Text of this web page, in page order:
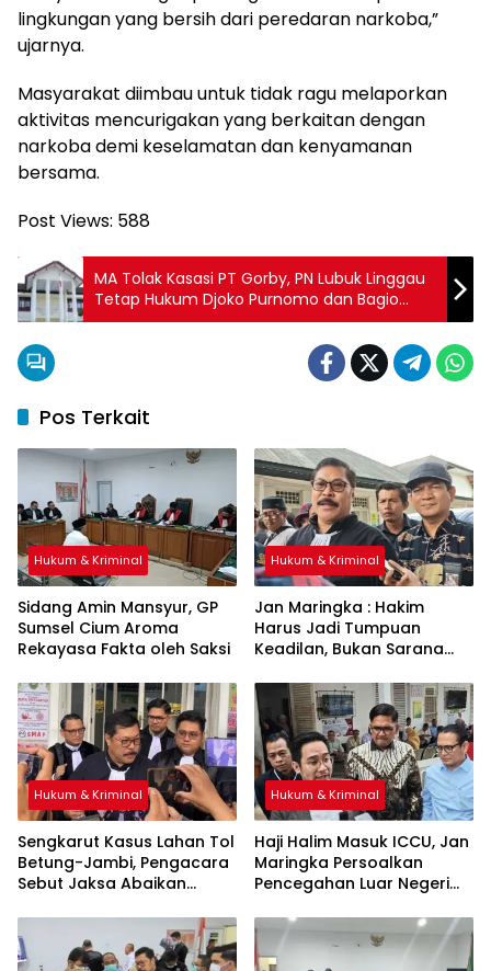
lingkungan yang bersih dari peredaran narkoba,”
ujarnya.
Masyarakat diimbau untuk tidak ragu melaporkan
aktivitas mencurigakan yang berkaitan dengan
narkoba demi keselamatan dan kenyamanan
bersama.
Post Views: 588
MA Tolak Kasasi PT Gorby, PN Lubuk Linggau
Tetap Hukum Djoko Purnomo dan Bagio
Wilujeng 2 Tahun Penjara
Pos Terkait
Hukum & Kriminal
Sidang Amin Mansyur, GP
Sumsel Cium Aroma
Rekayasa Fakta oleh Saksi
Hukum & Kriminal
Jan Maringka : Hakim
Harus Jadi Tumpuan
Keadilan, Bukan Sarana
Hukum & Kriminal
Sengkarut Kasus Lahan Tol
Betung-Jambi, Pengacara
Sebut Jaksa Abaikan
PSN
Hukum & Kriminal
Haji Halim Masuk ICCU, Jan
Maringka Persoalkan
Pencegahan Luar Negeri